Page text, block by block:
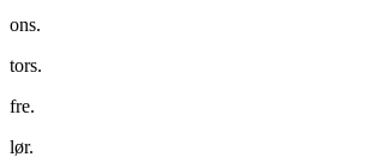
ons.
tors.
fre.
lør.